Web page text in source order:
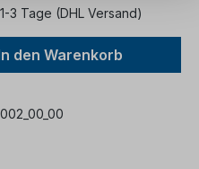
3 Tage (DHL Versand)
den Warenkorb